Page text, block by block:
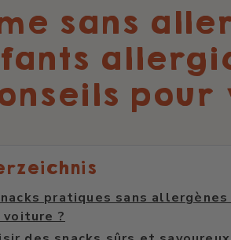
sans
pratiques sans
?